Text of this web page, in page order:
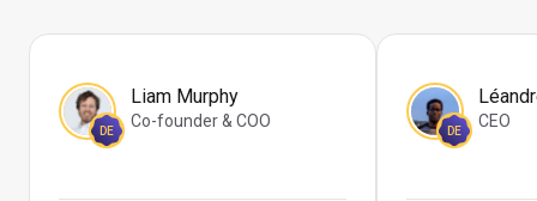
DE
Liam Murphy
Co-founder & COO DE CEO